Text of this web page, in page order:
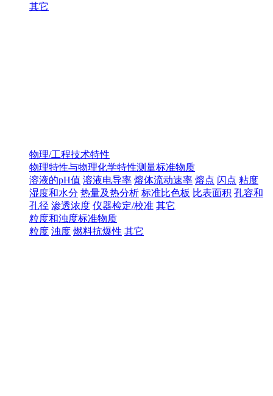
其它
物理/工程技术特性
物理特性与物理化学特性测量标准物质
溶液的pH值 溶液电导率 熔体流动速率 熔点 闪点 粘度
湿度和水分 热量及热分析 标准比色板 比表面积 孔容和
孔径 渗透浓度 仪器检定/校准 其它
粒度和浊度标准物质
粒度 浊度 燃料抗爆性 其它